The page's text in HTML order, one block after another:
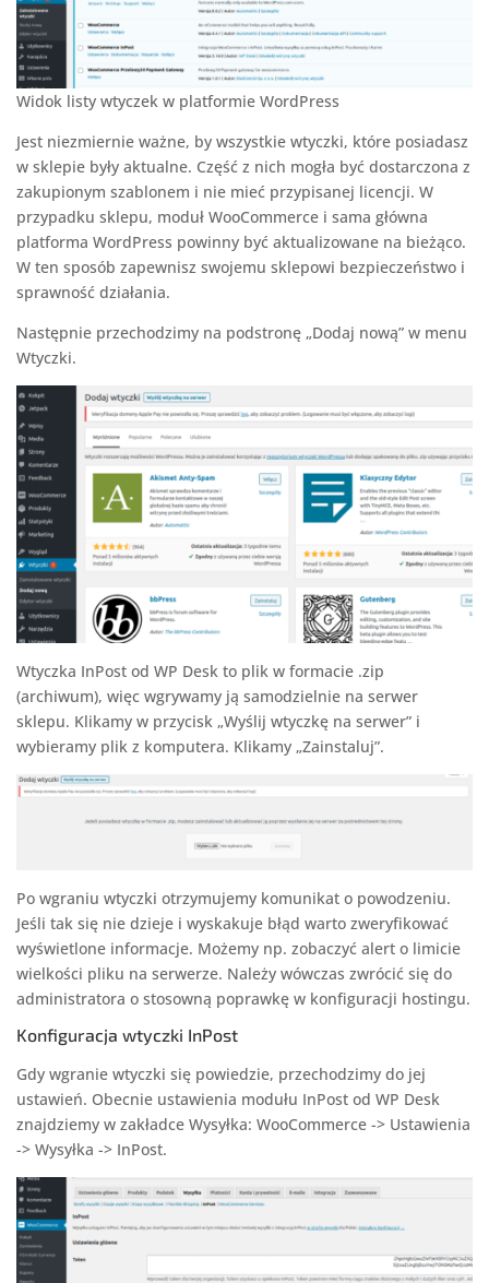
Widok listy wtyczek w platformie WordPress
Jest niezmiernie ważne, by wszystkie wtyczki, które posiadasz
w sklepie były aktualne. Część z nich mogła być dostarczona z
zakupionym szablonem i nie mieć przypisanej licencji. W
przypadku sklepu, moduł WooCommerce i sama główna
platforma WordPress powinny być aktualizowane na bieżąco.
W ten sposób zapewnisz swojemu sklepowi bezpieczeństwo i
sprawność działania.
Następnie przechodzimy na podstronę „Dodaj nową” w menu
Wtyczki.
Wtyczka InPost od WP Desk to plik w formacie .zip
(archiwum), więc wgrywamy ją samodzielnie na serwer
sklepu. Klikamy w przycisk „Wyślij wtyczkę na serwer” i
wybieramy plik z komputera. Klikamy „Zainstaluj”.
Po wgraniu wtyczki otrzymujemy komunikat o powodzeniu.
Jeśli tak się nie dzieje i wyskakuje błąd warto zweryfikować
wyświetlone informacje. Możemy np. zobaczyć alert o limicie
wielkości pliku na serwerze. Należy wówczas zwrócić się do
administratora o stosowną poprawkę w konfiguracji hostingu.
Konfiguracja wtyczki InPost
Gdy wgranie wtyczki się powiedzie, przechodzimy do jej
ustawień. Obecnie ustawienia modułu InPost od WP Desk
znajdziemy w zakładce Wysyłka: WooCommerce -> Ustawienia
-> Wysyłka -> InPost.